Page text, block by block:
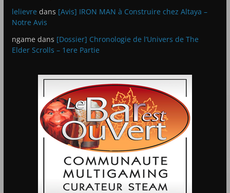
lelievre dans [Avis] IRON MAN à Construire chez Altaya –
Notre Avis
ngame dans [Dossier] Chronologie de l’Univers de The
Elder Scrolls – 1ere Partie